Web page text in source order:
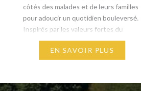
côtés des malades et de leurs familles
pour adoucir un quotidien bouleversé. ​
Inspirés par les valeurs fortes du
handball — solidarité, entraide,
combativité et esprit d’équipe — nous
formons une seule et même équipe…
EN SAVOIR PLUS